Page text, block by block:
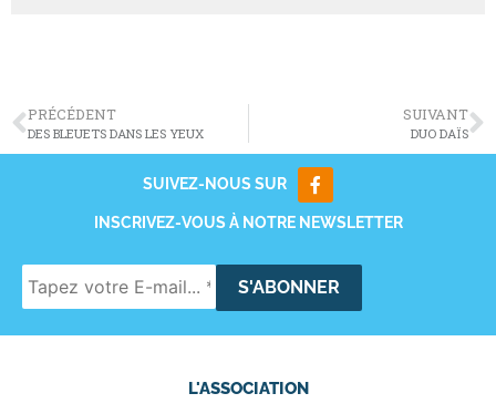
PRÉCÉDENT
DES BLEUETS DANS LES YEUX
SUIVANT
DUO DAÏS
SUIVEZ-NOUS SUR
INSCRIVEZ-VOUS À NOTRE NEWSLETTER
L'ASSOCIATION